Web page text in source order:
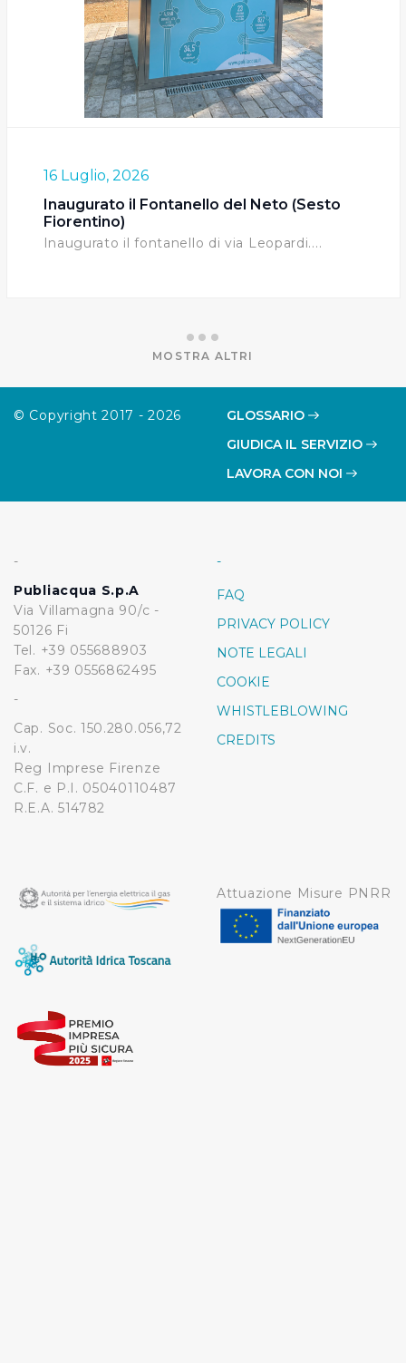
Cliccando su "Rifiuta" o sulla "X" posizionata in alto a
destra in questo banner l’Utente rifiuta tutti i cookie con
la sola eccezione dei cookie tecnici. La chiusura del
presente banner comporta il permanere delle
impostazioni di default e dunque la continuazione della
indispensabili per una corretta visualizzazione della
pagina.
16 Luglio, 2026
Inaugurato il Fontanello del Neto (Sesto
Fiorentino)
Inaugurato il fontanello di via Leopardi....
MOSTRA ALTRI
© Copyright 2017 - 2026
GLOSSARIO
GIUDICA IL SERVIZIO
LAVORA CON NOI
-
Publiacqua S.p.A
Via Villamagna 90/c -
50126 Fi
Tel. +39 055688903
Fax. +39 0556862495
-
Cap. Soc. 150.280.056,72
i.v.
Reg Imprese Firenze
C.F. e P.I. 05040110487
R.E.A. 514782
-
FAQ
PRIVACY POLICY
NOTE LEGALI
COOKIE
WHISTLEBLOWING
CREDITS
Attuazione Misure PNRR